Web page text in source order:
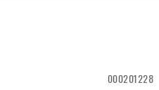
000201228